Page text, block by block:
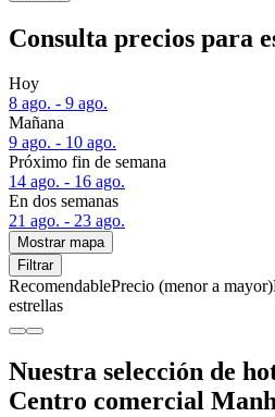
Consulta precios para
Hoy
8 ago. - 9 ago.
Mañana
9 ago. - 10 ago.
Próximo fin de semana
14 ago. - 16 ago.
En dos semanas
21 ago. - 23 ago.
Mostrar mapa
Filtrar
RecomendablePrecio (menor a mayor)
estrellas
Nuestra selección de
Centro comercial